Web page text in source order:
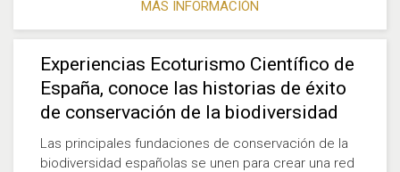
MÁS INFORMACIÓN
Experiencias Ecoturismo Científico de
España, conoce las historias de éxito
de conservación de la biodiversidad
Las principales fundaciones de conservación de la
biodiversidad españolas se unen para crear una red